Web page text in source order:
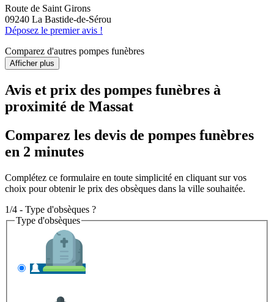
Route de Saint Girons
09240 La Bastide-de-Sérou
Déposez le premier avis !
Comparez d'autres pompes funèbres
Afficher plus
Avis et prix des pompes funèbres à
proximité de Massat
Comparez les devis de pompes funèbres
en 2 minutes
Complétez ce formulaire en toute simplicité en cliquant sur vos
choix pour obtenir le prix des obsèques dans la ville souhaitée.
1/4 - Type d'obsèques ?
Type d'obsèques